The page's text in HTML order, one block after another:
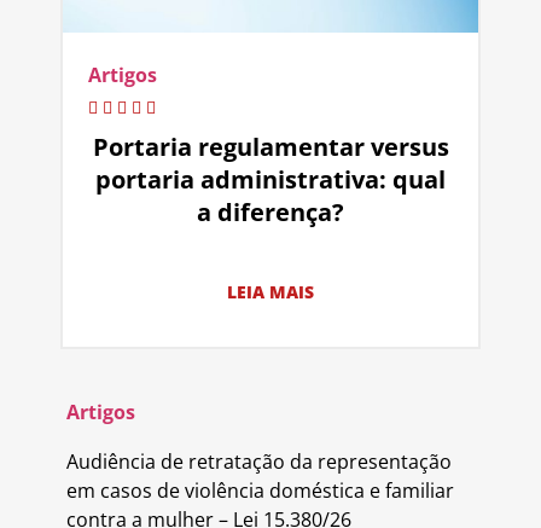
Artigos
Portaria regulamentar versus
portaria administrativa: qual
a diferença?
LEIA MAIS
Artigos
Audiência de retratação da representação
em casos de violência doméstica e familiar
contra a mulher – Lei 15.380/26